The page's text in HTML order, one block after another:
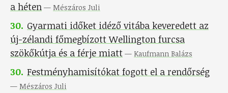
a héten — Mészáros Juli
30. Gyarmati időket idéző vitába keveredett az
új-zélandi főmegbízott Wellington furcsa
szökőkútja és a férje miatt — Kaufmann Balázs
30. Festményhamisítókat fogott el a rendőrség
— Mészáros Juli